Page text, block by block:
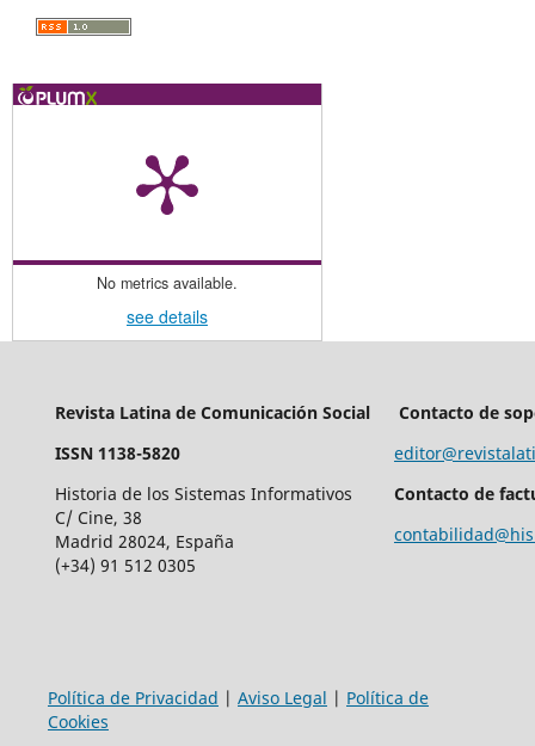
No metrics available.
see details
Revista Latina de Comunicación Social
ISSN 1138-5820
Historia de los Sistemas Informativos
C/ Cine, 38
Madrid 28024, España
(+34) 91 512 0305
Contacto de
Contacto de
Política de Privacidad | Aviso Legal | Política de
Cookies